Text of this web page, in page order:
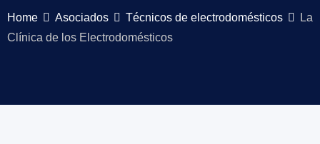
Home Asociados Técnicos de electrodomésticos
La
Clínica de los Electrodomésticos